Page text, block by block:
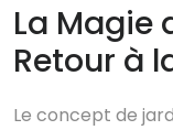
La Magie
Retour à
Le concept de